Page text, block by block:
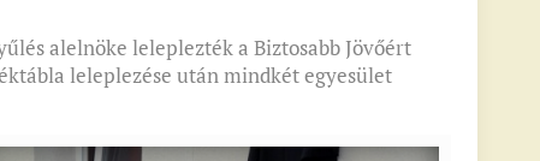
alelnöke leleplezték a Biztosabb Jövőért
leleplezése után mindkét egyesület